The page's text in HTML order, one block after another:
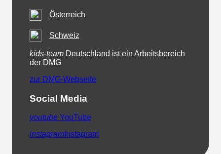
Österreich
Schweiz
kids-team Deutschland ist ein Arbeitsbereich
der DMG
zur DMG-Webseite
Social Media
youtube YouTube
instagram Instagram